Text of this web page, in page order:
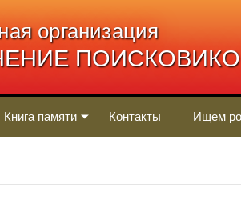
организация
Книга памяти Контакты Ищем